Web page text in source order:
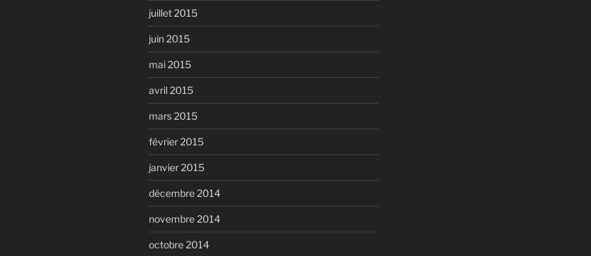
juillet 2015
juin 2015
mai 2015
avril 2015
mars 2015
février 2015
janvier 2015
décembre 2014
novembre 2014
octobre 2014